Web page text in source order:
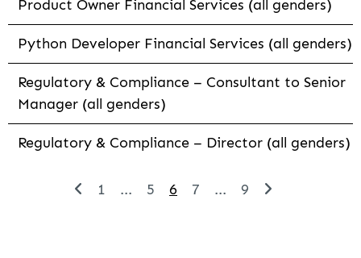
Product Owner Financial Services (all genders)
Python Developer Financial Services (all genders)
Regulatory & Compliance – Consultant to Senior
Manager (all genders)
Regulatory & Compliance – Director (all genders)
1 ... 5 6 7 ... 9